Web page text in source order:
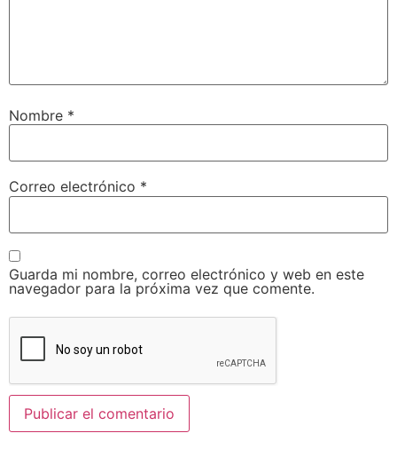
Nombre *
Correo electrónico *
Guarda mi nombre, correo electrónico y web en este
navegador para la próxima vez que comente.